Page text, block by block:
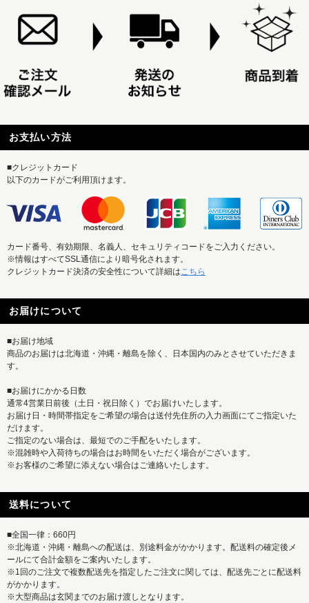
お支払い方法
■クレジットカード
以下のカードがご利用頂けます。
カード番号、有効期限、名義人、セキュリティコードをご入力ください。
※情報はすべてSSL通信により暗号化されます。
クレジットカード決済の安全性について詳細はこちら
お届けについて
■お届け地域
商品のお届けは北海道・沖縄・離島を除く、日本国内のみとさせていただきま
す。
■お届けにかかる日数
通常4営業日前後（土日・祝日除く）でお届けいたします。
お届け日・時間帯指定をご希望の場合は送付先住所の入力画面にてご指定いた
だけます。
ご指定のない場合は、最短でのご手配をいたします。
※混雑時や入荷待ちの場合はお時間をいただく場合がございます。
※お客様のご希望に添えない場合はご連絡いたします。
送料について
■全国一律：660円
※北海道・沖縄・離島への配送は、別途料金がかかります。配送料の確定後メ
ールにて合計金額をご案内いたします。
※1回のご注文で複数配送先を指定したご注文に関しては、配送先ごとに配送料
がかかります。
※大型商品は玄関までのお届け渡しとなります。